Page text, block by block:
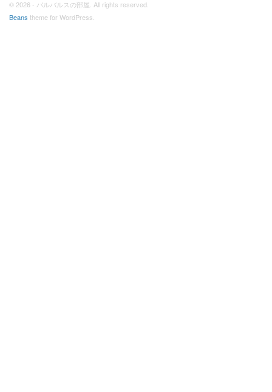
© 2026 - バルバルスの部屋. All rights reserved.
Beans theme for WordPress.